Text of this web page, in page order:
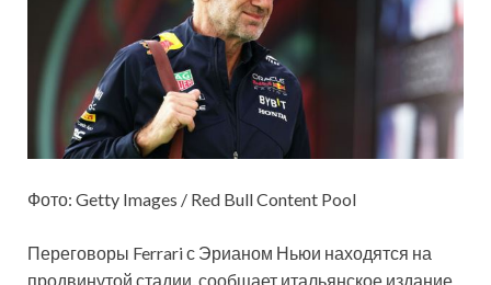
Фото: Getty Images / Red Bull Content Pool
Переговоры Ferrari с Эрианом Ньюи находятся на
продвинутой стадии, сообщает итальянское издание